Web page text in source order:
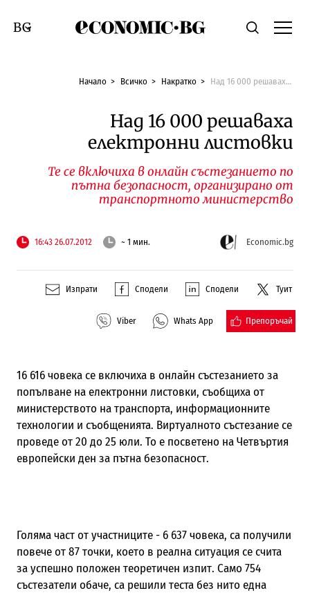
Economic.bgТърсене
Смяна на език
Начало Всичко Накратко Над 16 000 решаваха електронни листовки
Над 16 000 решаваха
електронни листовки
Те се включиха в онлайн състезанието по
пътна безопасност, организирано от
транспортното министерство
16:43 26.07.2012 ~ 1 мин. Economic.bg
Изпрати Сподели Сподели Туит
Viber Whats App Препоръчай
16 616 човека се включиха в онлайн състезанието за
попълване на електронни листовки, съобщиха от
министерството на транспорта, информационните
технологии и съобщенията. Виртуалното състезание се
проведе от 20 до 25 юли. То е посветено на Четвъртия
европейски ден за пътна безопасност.
Голяма част от участниците - 6 637 човека, са получили
повече от 87 точки, което в реална ситуация се счита
за успешно положен теоретичен изпит. Само 754
състезатели обаче, са решили теста без нито една